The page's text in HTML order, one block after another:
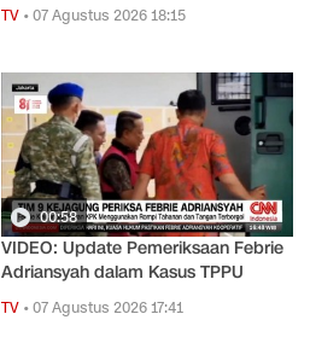
TV •07 Agustus 2026 18:15
00:58
VIDEO: Update Pemeriksaan Febrie
Adriansyah dalam Kasus TPPU
TV •07 Agustus 2026 17:41